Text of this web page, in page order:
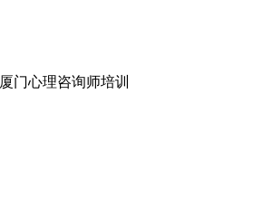
厦门心理咨询师培训